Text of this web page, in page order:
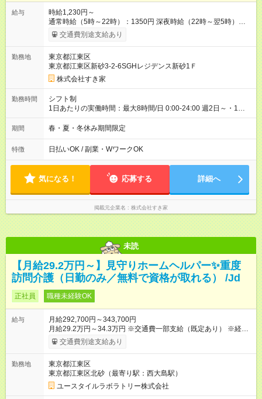
給与
時給1,230円～
通常時給（5時～22時）：1350円 深夜時給（22時～翌5時）：
1688円 高校生時給：1230円 【特別手当】早朝手当（5：00-9：
00）時給+150円 【試用期間】試用期間あり 試用期間の長さ：1
30日（※条件変更なし）ですが、切り上げで一ヶ月とさせてい
ただきます。 研修制度あり：15時間(研修中も同時給）
交通費別途支給あり
勤務地
東京都江東区
東京都江東区新砂3-2-6SGHレジデンス新砂1Ｆ
株式会社すき家
勤務時間
シフト制
1日あたりの実働時間：最大8時間/日 0:00-24:00 週2日～・1日
2h～OK ＜シフト例＞ 〇朝帯 5:00-9:00 〇昼帯 9:00-14:00 〇午
後帯 14:00-18:00 〇夜帯 18:00-22:00 〇深夜帯 22:00-翌5:00 基
ます♪
期間 春・夏・冬休み期間限定
特徴 日払いOK / 副業・WワークOK
気になる！ 応募する 詳細へ
掲載元企業名 株式会社すき家
未読
【月給29.2万円～】見守りホームヘルパー✨重度
訪問介護（日勤のみ／無料で資格が取れる） /Jd
正社員 職種未経験OK
給与
月給292,700円～343,700円
月給29.2万円～34.3万円 ※交通費一部支給（既定あり） ※経
験・能力を考慮して決定します 【入社後のモデル月収（無資
格・未経験入社の場合）】 ［入社］ 無資格・未経験／月収
社1年～2年半］ ジュニアMGR／月収35.9万円 ［入社2年半］
マネージャー／月収40万円以上 ※経験・能力等を考慮。 【試
用期間】試用期間あり 試用期間の長さ：2ヶ月 ※ 雇用形態と給
与に、本採用時と異なる部分があります。 雇用形態：本採用時
交通費別途支給あり
勤務地
東京都江東区
東京都江東区北砂（最寄り駅：西大島駅）
ユースタイルラボラトリー株式会社